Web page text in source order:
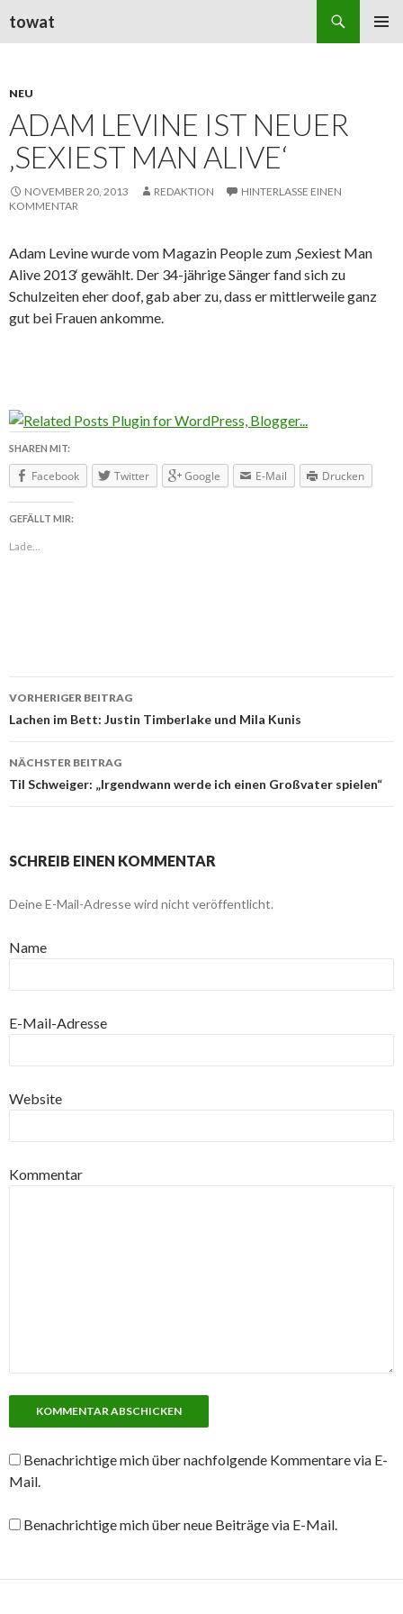
towat
NEU
ADAM LEVINE IST NEUER
‚SEXIEST MAN ALIVE‘
NOVEMBER 20, 2013 REDAKTION
HINTERLASSE EINEN
KOMMENTAR
Adam Levine wurde vom Magazin People zum ‚Sexiest Man
Alive 2013‘ gewählt. Der 34-jährige Sänger fand sich zu
Schulzeiten eher doof, gab aber zu, dass er mittlerweile ganz
gut bei Frauen ankomme.
SHAREN MIT:
Facebook Twitter Google E-Mail Drucken
GEFÄLLT MIR:
Lade...
Beitragsnavigation
VORHERIGER BEITRAG
Lachen im Bett: Justin Timberlake und Mila Kunis
NÄCHSTER BEITRAG
Til Schweiger: „Irgendwann werde ich einen Großvater spielen“
SCHREIB EINEN KOMMENTAR
Deine E-Mail-Adresse wird nicht veröffentlicht.
Name
E-Mail-Adresse
Website
Kommentar
Benachrichtige mich über nachfolgende Kommentare via E-
Mail.
Benachrichtige mich über neue Beiträge via E-Mail.